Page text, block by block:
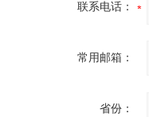
联系电话：
常用邮箱：
省份：